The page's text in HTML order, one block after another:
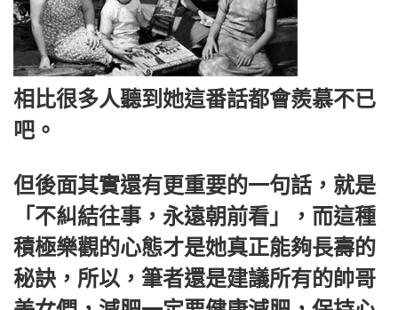
相比很多人聽到她這番話都會羨慕不已
吧。
但後面其實還有更重要的一句話，就是
「不糾結往事，永遠朝前看」，而這種
積極樂觀的心態才是她真正能夠長壽的
秘訣，所以，筆者還是建議所有的帥哥